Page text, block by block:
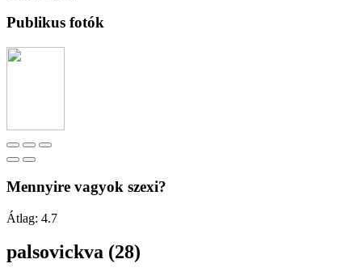
Publikus fotók
Mennyire vagyok szexi?
Átlag: 4.7
palsovickva (28)